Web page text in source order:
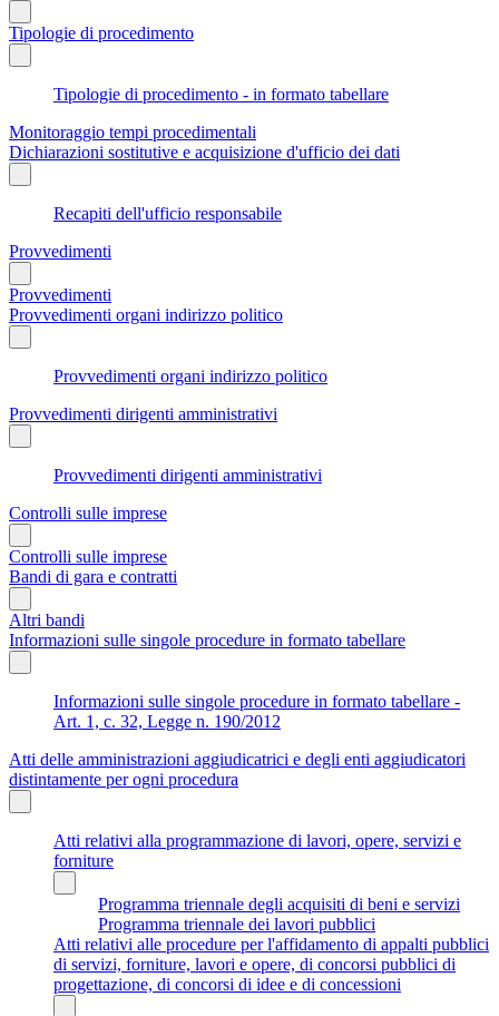
Tipologie di procedimento
Tipologie di procedimento - in formato tabellare
Monitoraggio tempi procedimentali
Dichiarazioni sostitutive e acquisizione d'ufficio dei dati
Recapiti dell'ufficio responsabile
Provvedimenti
Provvedimenti
Provvedimenti organi indirizzo politico
Provvedimenti organi indirizzo politico
Provvedimenti dirigenti amministrativi
Provvedimenti dirigenti amministrativi
Controlli sulle imprese
Controlli sulle imprese
Bandi di gara e contratti
Altri bandi
Informazioni sulle singole procedure in formato tabellare
Informazioni sulle singole procedure in formato tabellare -
Art. 1, c. 32, Legge n. 190/2012
Atti delle amministrazioni aggiudicatrici e degli enti aggiudicatori
distintamente per ogni procedura
Atti relativi alla programmazione di lavori, opere, servizi e
forniture
Programma triennale degli acquisiti di beni e servizi
Programma triennale dei lavori pubblici
Atti relativi alle procedure per l'affidamento di appalti pubblici
di servizi, forniture, lavori e opere, di concorsi pubblici di
progettazione, di concorsi di idee e di concessioni